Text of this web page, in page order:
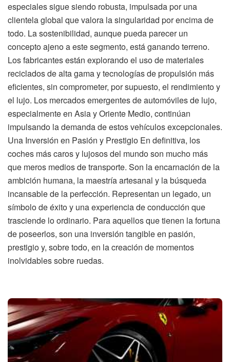
especiales sigue siendo robusta, impulsada por una
clientela global que valora la singularidad por encima de
todo. La sostenibilidad, aunque pueda parecer un
concepto ajeno a este segmento, está ganando terreno.
Los fabricantes están explorando el uso de materiales
reciclados de alta gama y tecnologías de propulsión más
eficientes, sin comprometer, por supuesto, el rendimiento y
el lujo. Los mercados emergentes de automóviles de lujo,
especialmente en Asia y Oriente Medio, continúan
impulsando la demanda de estos vehículos excepcionales.
Una Inversión en Pasión y Prestigio En definitiva, los
coches más caros y lujosos del mundo son mucho más
que meros medios de transporte. Son la encarnación de la
ambición humana, la maestría artesanal y la búsqueda
incansable de la perfección. Representan un legado, un
símbolo de éxito y una experiencia de conducción que
trasciende lo ordinario. Para aquellos que tienen la fortuna
de poseerlos, son una inversión tangible en pasión,
prestigio y, sobre todo, en la creación de momentos
inolvidables sobre ruedas.